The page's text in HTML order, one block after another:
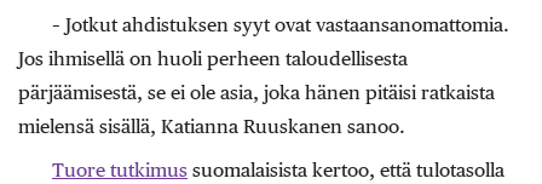
– Jotkut ahdistuksen syyt ovat vastaansanomattomia.
Jos ihmisellä on huoli perheen taloudellisesta
pärjäämisestä, se ei ole asia, joka hänen pitäisi ratkaista
mielensä sisällä, Katianna Ruuskanen sanoo.
Tuore tutkimus suomalaisista kertoo, että tulotasolla